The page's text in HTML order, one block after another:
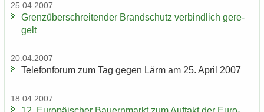
25.04.2007
Grenz­über­schrei­ten­der Brand­schutz ver­bind­lich ge­re­
gelt
20.04.2007
Te­le­fon­fo­rum zum Tag gegen Lärm am 25. April 2007
18.04.2007